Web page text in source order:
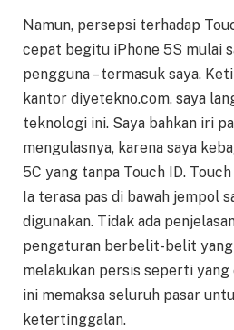
Namun, persepsi terhadap
cepat begitu iPhone 5S mulai
pengguna – termasuk saya.
kantor diyetekno.com, saya
teknologi ini. Saya bahkan iri
mengulasnya, karena saya
5C yang tanpa Touch ID.
Ia terasa pas di bawah jempol
digunakan. Tidak ada
pengaturan berbelit-belit yang
melakukan persis seperti yang
ini memaksa seluruh pasar
ketertinggalan.